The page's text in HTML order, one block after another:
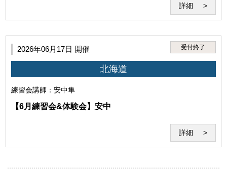
(5)犯罪・違法行為、公序良俗に反する行為
当な行為
詳細
2026年06月17日 開催 受付終了
北海道
練習会講師：安中隼
【6月練習会&体験会】安中
詳細